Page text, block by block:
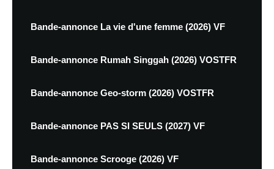
Bande-annonce La vie d'une femme (2026) VF
Bande-annonce Rumah Singgah (2026) VOSTFR
Bande-annonce Geo-storm (2026) VOSTFR
Bande-annonce PAS SI SEULS (2027) VF
Bande-annonce Scrooge (2026) VF